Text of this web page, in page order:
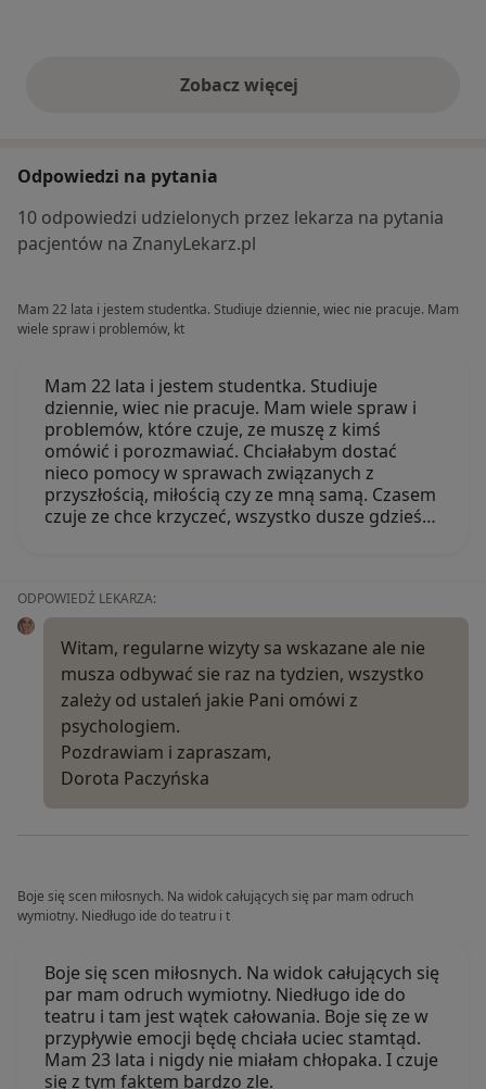
Zobacz więcejopinie powyżej
Odpowiedzi na pytania
10 odpowiedzi udzielonych przez lekarza na pytania
pacjentów na ZnanyLekarz.pl
Mam 22 lata i jestem studentka. Studiuje dziennie, wiec nie pracuje. Mam
wiele spraw i problemów, kt
Mam 22 lata i jestem studentka. Studiuje
dziennie, wiec nie pracuje. Mam wiele spraw i
problemów, które czuje, ze muszę z kimś
omówić i porozmawiać. Chciałabym dostać
nieco pomocy w sprawach związanych z
przyszłością, miłością czy ze mną samą. Czasem
czuje ze chce krzyczeć, wszystko dusze gdzieś…
ODPOWIEDŹ LEKARZA:
Witam, regularne wizyty sa wskazane ale nie
musza odbywać sie raz na tydzien, wszystko
zależy od ustaleń jakie Pani omówi z
psychologiem.
Pozdrawiam i zapraszam,
Dorota Paczyńska
Boje się scen miłosnych. Na widok całujących się par mam odruch
wymiotny. Niedługo ide do teatru i t
Boje się scen miłosnych. Na widok całujących się
par mam odruch wymiotny. Niedługo ide do
teatru i tam jest wątek całowania. Boje się ze w
przypływie emocji będę chciała uciec stamtąd.
Mam 23 lata i nigdy nie miałam chłopaka. I czuje
się z tym faktem bardzo zle.